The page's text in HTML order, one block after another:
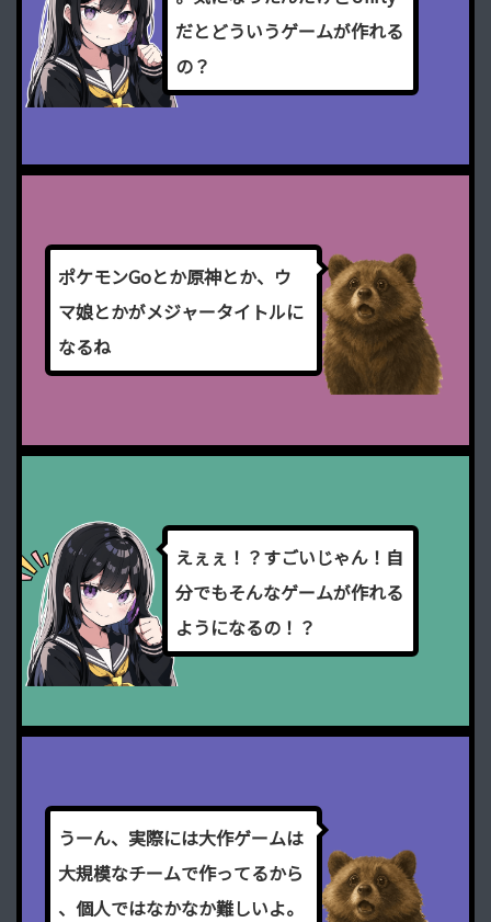
だと どういうゲームが作れる
の？
ポケモンGoとか原神とか、 ウ
マ娘とかがメジャータイ トルに
なるね
えぇぇ ！ ？すごいじゃん ！ 自
分でもそんなゲームが作れる
ようになるの ！ ？
うーん、 実際には大作ゲームは
大規模なチームで作ってるから
、 個人ではなかなか難しいよ。